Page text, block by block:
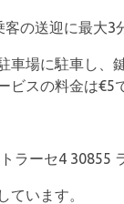
の送迎に最大3
場に駐車し、
スの料金は€5
ラーセ4 30855
ています。